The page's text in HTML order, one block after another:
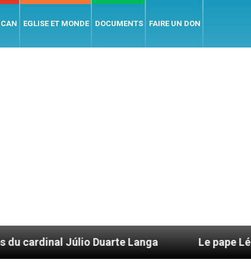
EGLISE ET MONDE DOCUMENTS FAIRE UN DON
Duarte Langa Le pape Léon XIV évoque